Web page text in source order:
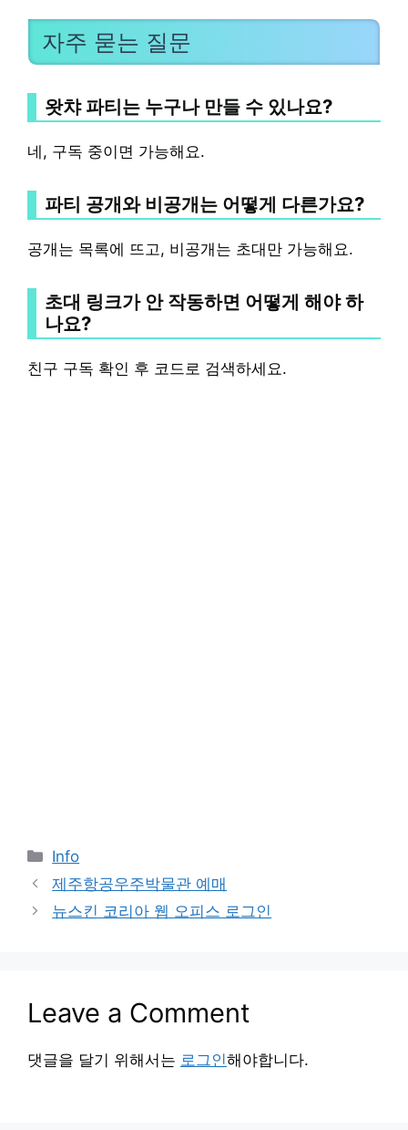
자주 묻는 질문
왓챠 파티는 누구나 만들 수 있나요?
네, 구독 중이면 가능해요.
파티 공개와 비공개는 어떻게 다른가요?
공개는 목록에 뜨고, 비공개는 초대만 가능해요.
초대 링크가 안 작동하면 어떻게 해야 하
나요?
친구 구독 확인 후 코드로 검색하세요.
Categories
Info
제주항공우주박물관 예매
뉴스킨 코리아 웹 오피스 로그인
Leave a Comment
댓글을 달기 위해서는 로그인해야합니다.